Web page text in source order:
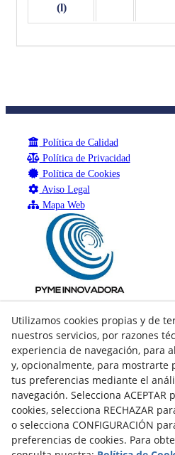
(l)
Política de Calidad
Política de Privacidad
Política de Cookies
Aviso Legal
Mapa Web
Utilizamos cookies propias y de
nuestros servicios, por razones
experiencia de navegación, para
y, opcionalmente, para mostrarte
tus preferencias mediante el
navegación. Selecciona
cookies, selecciona RECHAZAR
o selecciona CONFIGURACIÓN
preferencias de cookies. Para